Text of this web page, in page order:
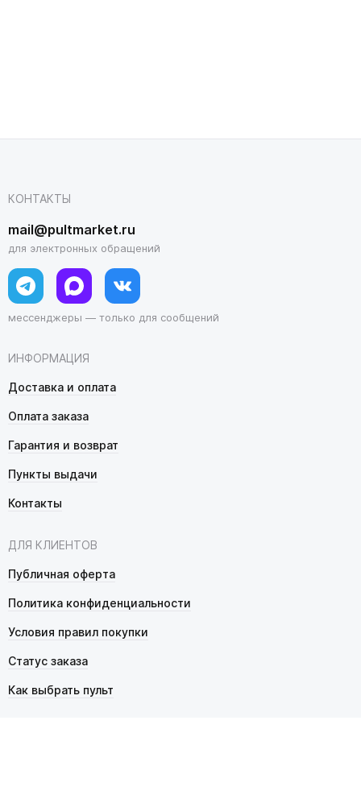
ИНФОРМАЦИЯ
Доставка и оплата
Оплата заказа
Гарантия и возврат
Пункты выдачи
Контакты
ДЛЯ КЛИЕНТОВ
Публичная оферта
Политика конфиденциальности
Условия правил покупки
Статус заказа
Как выбрать пульт
КОНТАКТЫ
mail@pultmarket.ru
для электронных обращений
мессенджеры — только для сообщений